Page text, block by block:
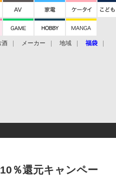
酒 メーカー 地域 福袋
％還元キャンペー